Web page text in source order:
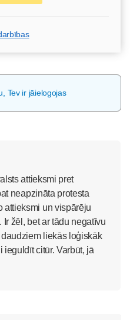
Tev ir jāielogojas
attieksmi pret
neapzināta protesta
attieksmi un vispārēju
žēl, bet ar tādu negatīvu
liekās loģiskāk
citūr. Varbūt, jā